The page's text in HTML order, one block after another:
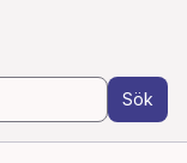
Sök